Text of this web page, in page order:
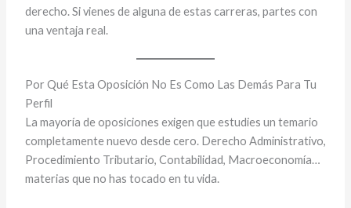
derecho. Si vienes de alguna de estas carreras, partes con
una ventaja real.
Por Qué Esta Oposición No Es Como Las Demás Para Tu
Perfil
La mayoría de oposiciones exigen que estudies un temario
completamente nuevo desde cero. Derecho Administrativo,
Procedimiento Tributario, Contabilidad, Macroeconomía…
materias que no has tocado en tu vida.